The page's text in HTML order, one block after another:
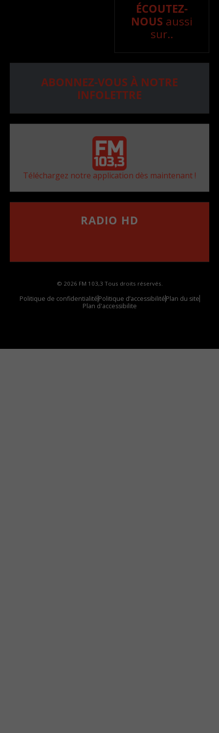
ÉCOUTEZ-
NOUS aussi
sur..
ABONNEZ-VOUS À NOTRE
INFOLETTRE
Téléchargez notre application dès maintenant !
RADIO HD
© 2026 FM 103,3 Tous droits réservés.
Politique de confidentialitéPolitique d’accessibilitéPlan du site
Plan d'accessibilite